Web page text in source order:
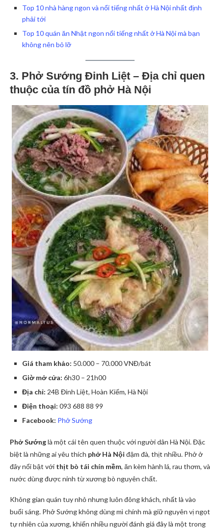
Top 10 nhà hàng ngon và nổi tiếng nhất ở Hà Nội nhất định
phải tới
Top 10 quán ăn Nhật ngon nổi tiếng nhất ở Hà Nội mà bạn
không nên bỏ lỡ
3. Phở Sướng Đinh Liệt – Địa chỉ quen
thuộc của tín đồ phở Hà Nội
Giá tham khảo: 50.000 – 70.000 VNĐ/bát
Giờ mở cửa: 6h30 – 21h00
Địa chỉ: 24B Đinh Liệt, Hoàn Kiếm, Hà Nội
Điện thoại: 093 688 88 99
Facebook: Phở Sướng
Phở Sướnglà một cái tên quen thuộc với người dân Hà Nội. Đặc
biệt là những ai yêu thích phở Hà Nội đậm đà, thịt nhiều. Phở ở
đây nổi bật với thịt bò tái chín mềm, ăn kèm hành lá, rau thơm, và
nước dùng được ninh từ xương bò nguyên chất.
Không gian quán tuy nhỏ nhưng luôn đông khách, nhất là vào
buổi sáng. Phở Sướng không dùng mì chính mà giữ nguyên vị ngọt
tự nhiên của xương, khiến nhiều người đánh giá đây là một trong